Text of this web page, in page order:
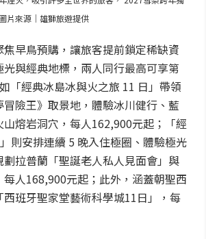
片來源｜雄獅旅遊提供
早鳥預購，讓旅客提前鎖定稀缺資
與經典地標，兩人同行最高可享第
「經典冰島冰與火之旅 11 日」帶領
險王》取景地，體驗冰川健行、藍
熔岩洞穴，每人162,900元起；「經
則安排連續 5 晚入住極圈、體驗極光
拉普蘭「聖誕老人私人見面會」與
人168,900元起；此外，涵蓋朝聖西
班牙聖家堂藝術科學城11日」，每